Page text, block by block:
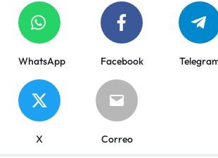
WhatsApp Facebook
X Correo